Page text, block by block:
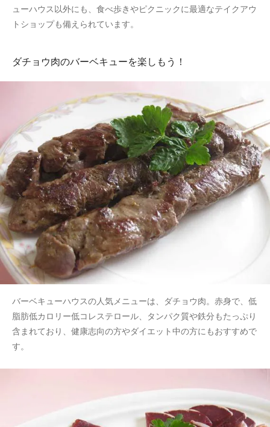
ューハウス以外にも、食べ歩きやピクニックに最適なテイクアウ
トショップも備えられています。
ダチョウ肉のバーベキューを楽しもう！
バーベキューハウスの人気メニューは、ダチョウ肉。赤身で、低
脂肪低カロリー低コレステロール、タンパク質や鉄分もたっぷり
含まれており、健康志向の方やダイエット中の方にもおすすめで
す。